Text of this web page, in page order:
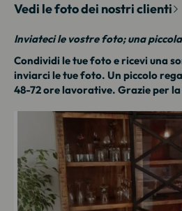
Vedi le foto dei nostri clienti
Inviateci le vostre foto; una
Condividi le tue foto e ricevi una
inviarci le tue foto. Un piccolo
48-72 ore lavorative. Grazie per